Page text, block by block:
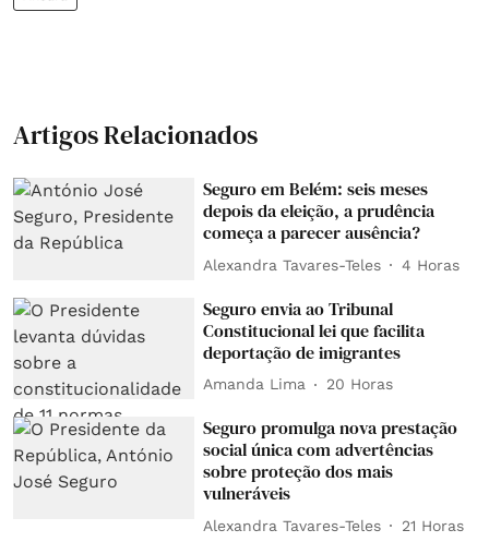
Artigos Relacionados
Seguro em Belém: seis meses
depois da eleição, a prudência
começa a parecer ausência?
Alexandra Tavares-Teles 4 Horas
Seguro envia ao Tribunal
Constitucional lei que facilita
deportação de imigrantes
Amanda Lima 20 Horas
Seguro promulga nova prestação
social única com advertências
sobre proteção dos mais
vulneráveis
Alexandra Tavares-Teles 21 Horas